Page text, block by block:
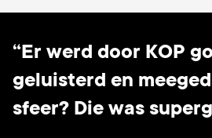
“Er werd door KOP
geluisterd en
sfeer? Die was